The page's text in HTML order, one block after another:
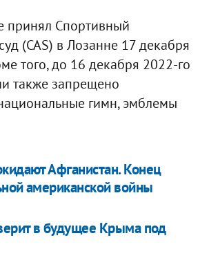
принял Спортивный
(CAS) в Лозанне 17 декабря
того, до 16 декабря 2022-го
также запрещено
гимн, эмблемы
Афганистан. Конец
американской войны
в будущее Крыма под